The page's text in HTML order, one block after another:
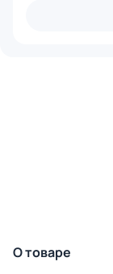
О товаре